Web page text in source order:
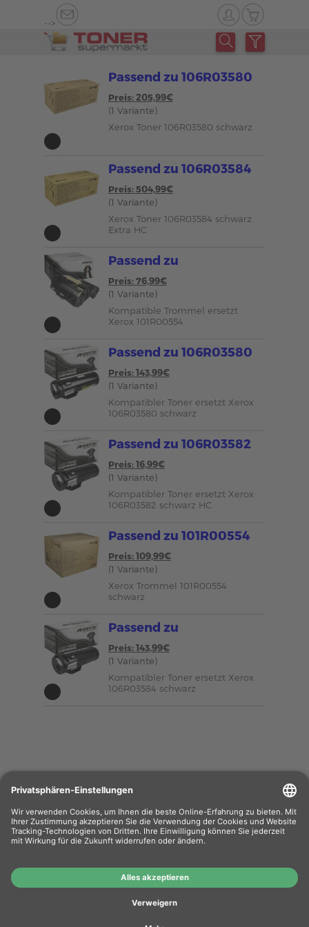
-->
Passend zu 106R03580
Preis: 205,99€
(1 Variante)
Xerox Toner 106R03580 schwarz
Passend zu 106R03584
Preis: 504,99€
(1 Variante)
Xerox Toner 106R03584 schwarz
Extra HC
Passend zu
Preis: 76,99€
(1 Variante)
Kompatible Trommel ersetzt
Xerox 101R00554
Passend zu 106R03580
Preis: 143,99€
(1 Variante)
Kompatibler Toner ersetzt Xerox
106R03580 schwarz
Passend zu 106R03582
Preis: 16,99€
(1 Variante)
Kompatibler Toner ersetzt Xerox
106R03582 schwarz HC
Passend zu 101R00554
Preis: 109,99€
(1 Variante)
Xerox Trommel 101R00554
schwarz
Passend zu
Preis: 143,99€
(1 Variante)
Kompatibler Toner ersetzt Xerox
106R03584 schwarz
Wiederverkäufer: Das Angebot unseres Web-
Shops richtet sich nicht an Wiederverkäufer.
sich bitte in unserem Händler-Portal